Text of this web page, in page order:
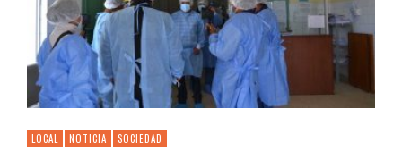
LOCAL NOTICIA SOCIEDAD